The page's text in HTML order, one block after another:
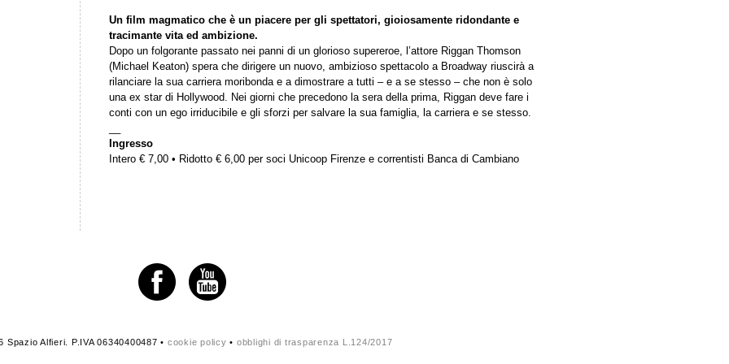
Un film magmatico che è un piacere per gli spettatori, gioiosamente ridondante e
tracimante vita ed ambizione.
Dopo un folgorante passato nei panni di un glorioso supereroe, l’attore Riggan Thomson
(Michael Keaton) spera che dirigere un nuovo, ambizioso spettacolo a Broadway riuscirà a
rilanciare la sua carriera moribonda e a dimostrare a tutti – e a se stesso – che non è solo
una ex star di Hollywood. Nei giorni che precedono la sera della prima, Riggan deve fare i
conti con un ego irriducibile e gli sforzi per salvare la sua famiglia, la carriera e se stesso.
Ingresso
Intero € 7,00 • Ridotto € 6,00 per soci Unicoop Firenze e correntisti Banca di Cambiano
Spazio Alfieri. P.IVA 06340400487 • cookie policy • obblighi di trasparenza L.124/2017